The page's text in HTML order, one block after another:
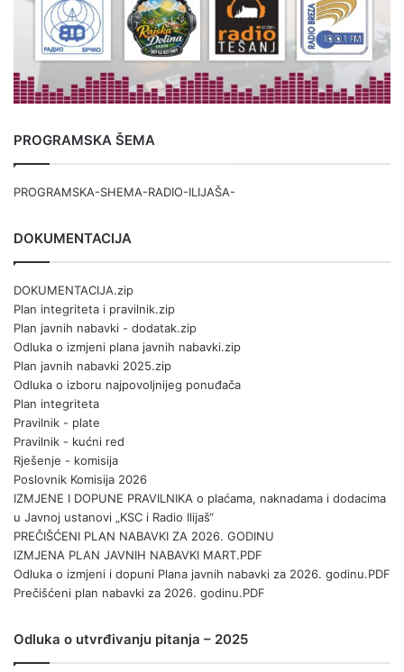
PROGRAMSKA ŠEMA
PROGRAMSKA-SHEMA-RADIO-ILIJAŠA-
DOKUMENTACIJA
DOKUMENTACIJA.zip
Plan integriteta i pravilnik.zip
Plan javnih nabavki - dodatak.zip
Odluka o izmjeni plana javnih nabavki.zip
Plan javnih nabavki 2025.zip
Odluka o izboru najpovoljnijeg ponuđača
Plan integriteta
Pravilnik - plate
Pravilnik - kućni red
Rješenje - komisija
Poslovnik Komisija 2026
IZMJENE I DOPUNE PRAVILNIKA o plaćama, naknadama i dodacima
u Javnoj ustanovi „KSC i Radio Ilijaš“
PREČIŠĆENI PLAN NABAVKI ZA 2026. GODINU
IZMJENA PLAN JAVNIH NABAVKI MART.PDF
Odluka o izmjeni i dopuni Plana javnih nabavki za 2026. godinu.PDF
Prečišćeni plan nabavki za 2026. godinu.PDF
Odluka o utvrđivanju pitanja – 2025